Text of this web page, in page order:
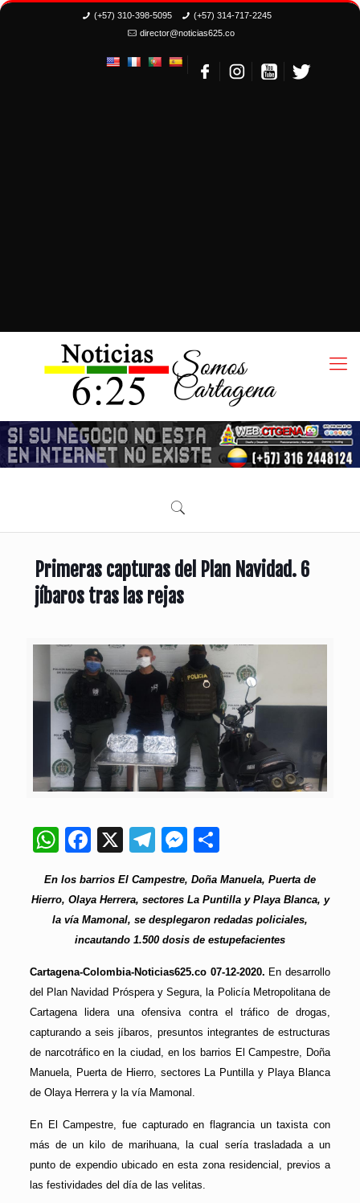
(+57) 310-398-5095
(+57) 314-717-2245
director@noticias625.co
Primeras capturas del Plan Navidad. 6
jíbaros tras las rejas
WhatsApp
Facebook
X Telegram
Messenger
En los barrios El Campestre, Doña Manuela, Puerta de
Hierro, Olaya Herrera, sectores La Puntilla y Playa Blanca, y
la vía Mamonal, se desplegaron redadas policiales,
incautando 1.500 dosis de estupefacientes
Cartagena-Colombia-Noticias625.co 07-12-2020. En desarrollo
del Plan Navidad Próspera y Segura, la Policía Metropolitana de
Cartagena lidera una ofensiva contra el tráfico de drogas,
capturando a seis jíbaros, presuntos integrantes de estructuras
de narcotráfico en la ciudad, en los barrios El Campestre, Doña
Manuela, Puerta de Hierro, sectores La Puntilla y Playa Blanca
de Olaya Herrera y la vía Mamonal.
En El Campestre, fue capturado en flagrancia un taxista con
más de un kilo de marihuana, la cual sería trasladada a un
punto de expendio ubicado en esta zona residencial, previos a
las festividades del día de las velitas.